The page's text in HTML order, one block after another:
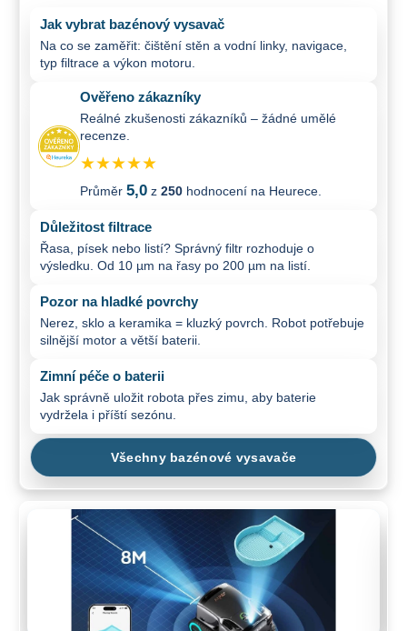
Jak vybrat bazénový vysavač
Na co se zaměřit: čištění stěn a vodní linky, navigace,
typ filtrace a výkon motoru.
Ověřeno zákazníky
Reálné zkušenosti zákazníků – žádné umělé
recenze.
★★★★★
Průměr 5,0 z 250 hodnocení na Heurece.
Důležitost filtrace
Řasa, písek nebo listí? Správný filtr rozhoduje o
výsledku. Od 10 µm na řasy po 200 µm na listí.
Pozor na hladké povrchy
Nerez, sklo a keramika = kluzký povrch. Robot potřebuje
silnější motor a větší baterii.
Zimní péče o baterii
Jak správně uložit robota přes zimu, aby baterie
vydržela i příští sezónu.
Všechny bazénové vysavače